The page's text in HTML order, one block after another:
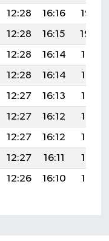
12:28 16:16
19:22
12:28 16:15
19:20
12:28 16:14
19:19
12:28 16:14
19:18
12:27 16:13
19:16
12:27 16:12
19:15
12:27 16:12
19:13
12:27 16:11
19:12
12:26 16:10 19:10